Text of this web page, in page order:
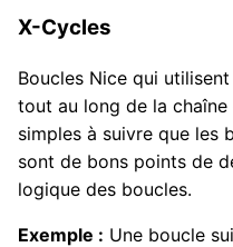
X-Cycles
Boucles Nice qui
tout au long de la
simples à suivre que les
sont de bons points de
logique des boucles.
Exemple : Une boucle